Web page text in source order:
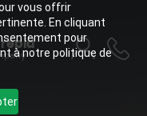
vous offrir
En cliquant
pour
à notre politique de